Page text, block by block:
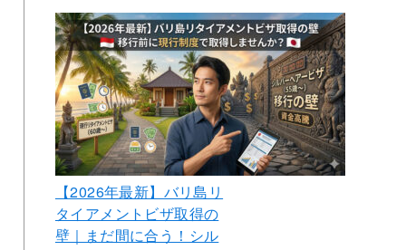
【2026年最新】バリ島リ
タイアメントビザ取得の
壁｜まだ間に合う！シル